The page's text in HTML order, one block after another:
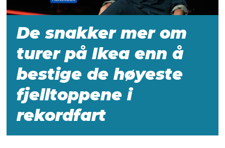
De snakker mer om
turer på Ikea enn å
bestige de høyeste
fjelltoppene i
rekordfart